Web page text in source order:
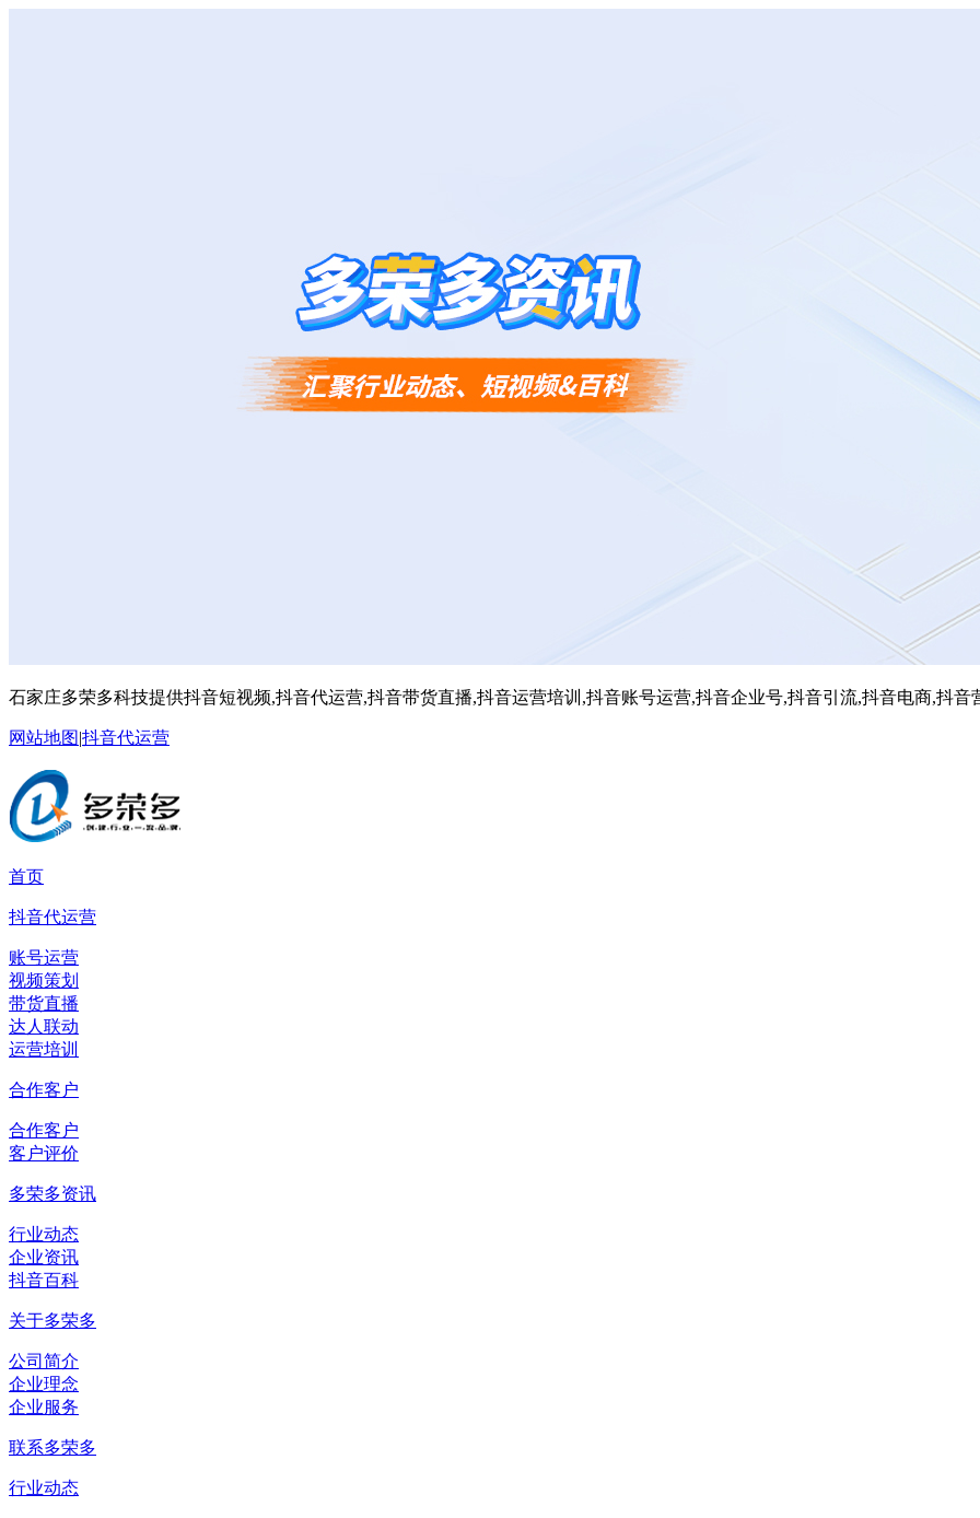
石家庄多荣多科技提供抖音短视频,抖音代运营,抖音带货直播,抖音运营培训,抖音账号运营,抖音企业号,抖音引流,抖音电商,抖音
网站地图|抖音代运营
首页
抖音代运营
账号运营
视频策划
带货直播
达人联动
运营培训
合作客户
合作客户
客户评价
多荣多资讯
行业动态
企业资讯
抖音百科
关于多荣多
公司简介
企业理念
企业服务
联系多荣多
行业动态